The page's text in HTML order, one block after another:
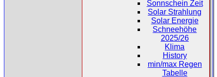
Sonnschein Zeit
Solar Strahlung
Solar Energie
Schneehöhe
2025/26
Klima
History
min/max Regen
Tabelle